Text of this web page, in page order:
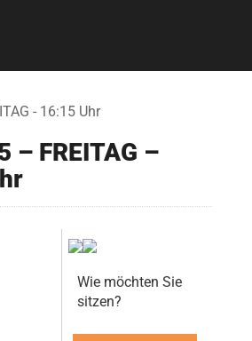
– FREITAG –
Wie möchten Sie
sitzen?